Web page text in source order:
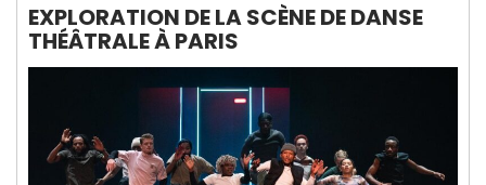
EXPLORATION DE LA SCÈNE DE DANSE
THÉÂTRALE À PARIS